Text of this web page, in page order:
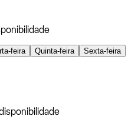
feira Quinta-feira
Sexta-feira